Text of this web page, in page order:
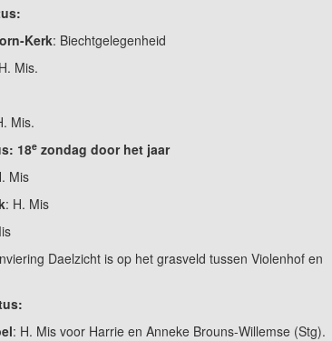
Kerk: Biechtgelegenheid
Mis.
Mis.
18ezondag door het jaar
Mis
: H. Mis
Daelzicht is op het grasveld tussen Violenhof en
: H. Mis voor Harrie en Anneke Brouns-Willemse (Stg).